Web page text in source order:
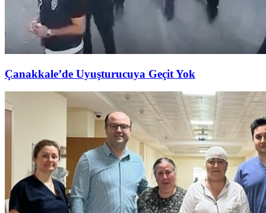
Çanakkale’de Uyuşturucuya Geçit Yok